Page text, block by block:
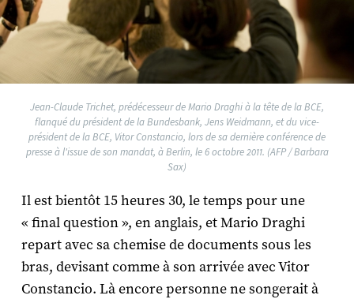
Jean-Claude Trichet, prédécesseur de Mario Draghi à la tête de la BCE,
flanqué du président de la Bundesbank, Jens Weidmann, et du vice-
président de la BCE, Vitor Constancio, lors de sa dernière conférence de
presse à l'issue de son mandat, à Berlin, le 6 octobre 2011. (AFP / Barbara
Sax)
Il est bientôt 15 heures 30, le temps pour une
« final question », en anglais, et Mario Draghi
repart avec sa chemise de documents sous les
bras, devisant comme à son arrivée avec Vitor
Constancio. Là encore personne ne songerait à